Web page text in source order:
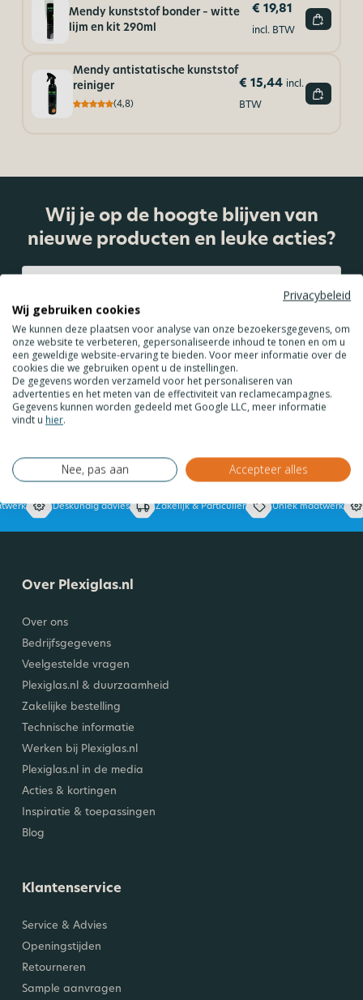
Mendy kunststof bonder – witte
lijm en kit 290ml
€ 19,81
incl. BTW
Mendy antistatische kunststof
reiniger
(4,8)
€ 15,44 incl.
BTW
Wij je op de hoogte blijven van
nieuwe producten en leuke acties?
Aanmelden
Lees onze nieuwsbrief!
Ontvang 5% korting en blijf op de hoogte van de laatste ontwikkelingen.
Meld je aan voor onze nieuwsbrief en ontvang 5% korting op jouw
Deskundig advies Zakelijk & Particulier Uniek maatwerk
Over Plexiglas.nl
Over ons
Bedrijfsgegevens
Veelgestelde vragen
Plexiglas.nl & duurzaamheid
Zakelijke bestelling
Technische informatie
Werken bij Plexiglas.nl
Plexiglas.nl in de media
Acties & kortingen
Inspiratie & toepassingen
Blog
Klantenservice
Service & Advies
Openingstijden
Retourneren
Sample aanvragen
Privacybeleid
Wij gebruiken cookies
We kunnen deze plaatsen voor analyse van onze bezoekersgegevens, om
onze website te verbeteren, gepersonaliseerde inhoud te tonen en om u
een geweldige website-ervaring te bieden. Voor meer informatie over de
cookies die we gebruiken opent u de instellingen.
De gegevens worden verzameld voor het personaliseren van
advertenties en het meten van de effectiviteit van reclamecampagnes.
Gegevens kunnen worden gedeeld met Google LLC, meer informatie
vindt u hier.
Nee, pas aan Accepteer alles